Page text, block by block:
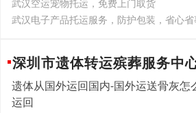
武汉空运宠物托运，免费上门取货
武汉电子产品托运服务，防护包装，省心
深圳市遗体转运殡葬服务中
遗体从国外运回国内-国外运送骨灰怎
运回